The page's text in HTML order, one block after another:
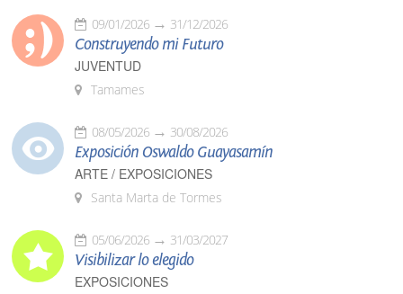
09/01/2026 31/12/2026
Construyendo mi Futuro
JUVENTUD
Tamames
08/05/2026 30/08/2026
Exposición Oswaldo Guayasamín
ARTE / EXPOSICIONES
Santa Marta de Tormes
05/06/2026 31/03/2027
Visibilizar lo elegido
EXPOSICIONES